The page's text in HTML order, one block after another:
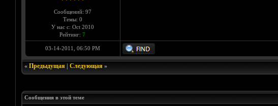
Сообщений: 97
Темы: 0
У нас с: Oct 2010
Рейтинг: 7
03-14-2011, 06:50 PM
« Предыдущая| Следующая»
Сообщения в этой теме